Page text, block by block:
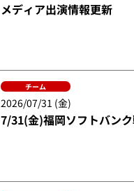
メディア出演情報更新
チーム
2026/07/31 (金)
7/31(金)福岡ソフトバン